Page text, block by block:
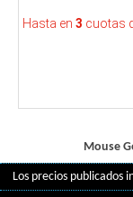
Hasta en 3 cuotas
Mouse
Los precios publicados